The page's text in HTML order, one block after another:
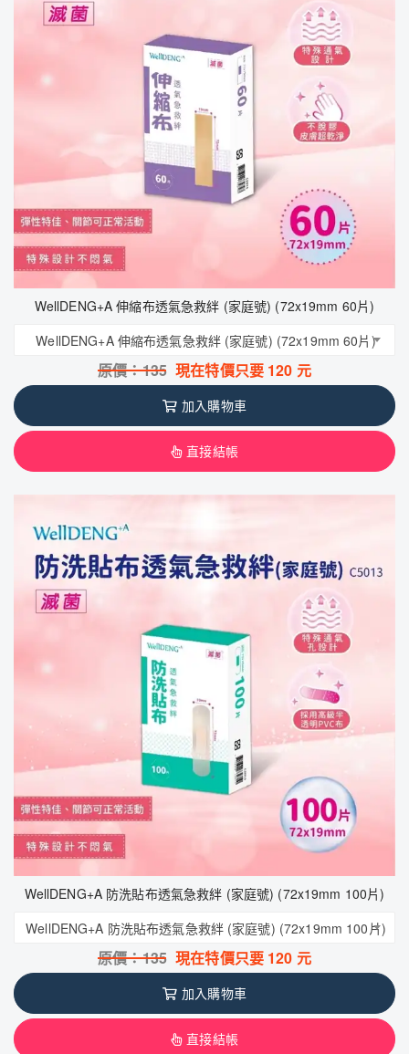
WellDENG+A 伸縮布透氣急救絆 (家庭號) (72x19mm 60片)
WellDENG+A 伸縮布透氣急救絆 (家庭號) (72x19mm 60片)
原價：135 現在特價只要 120 元
加入購物車
直接結帳
WellDENG+A 防洗貼布透氣急救絆 (家庭號) (72x19mm 100片)
WellDENG+A 防洗貼布透氣急救絆 (家庭號) (72x19mm 100片)
原價：135 現在特價只要 120 元
加入購物車
直接結帳